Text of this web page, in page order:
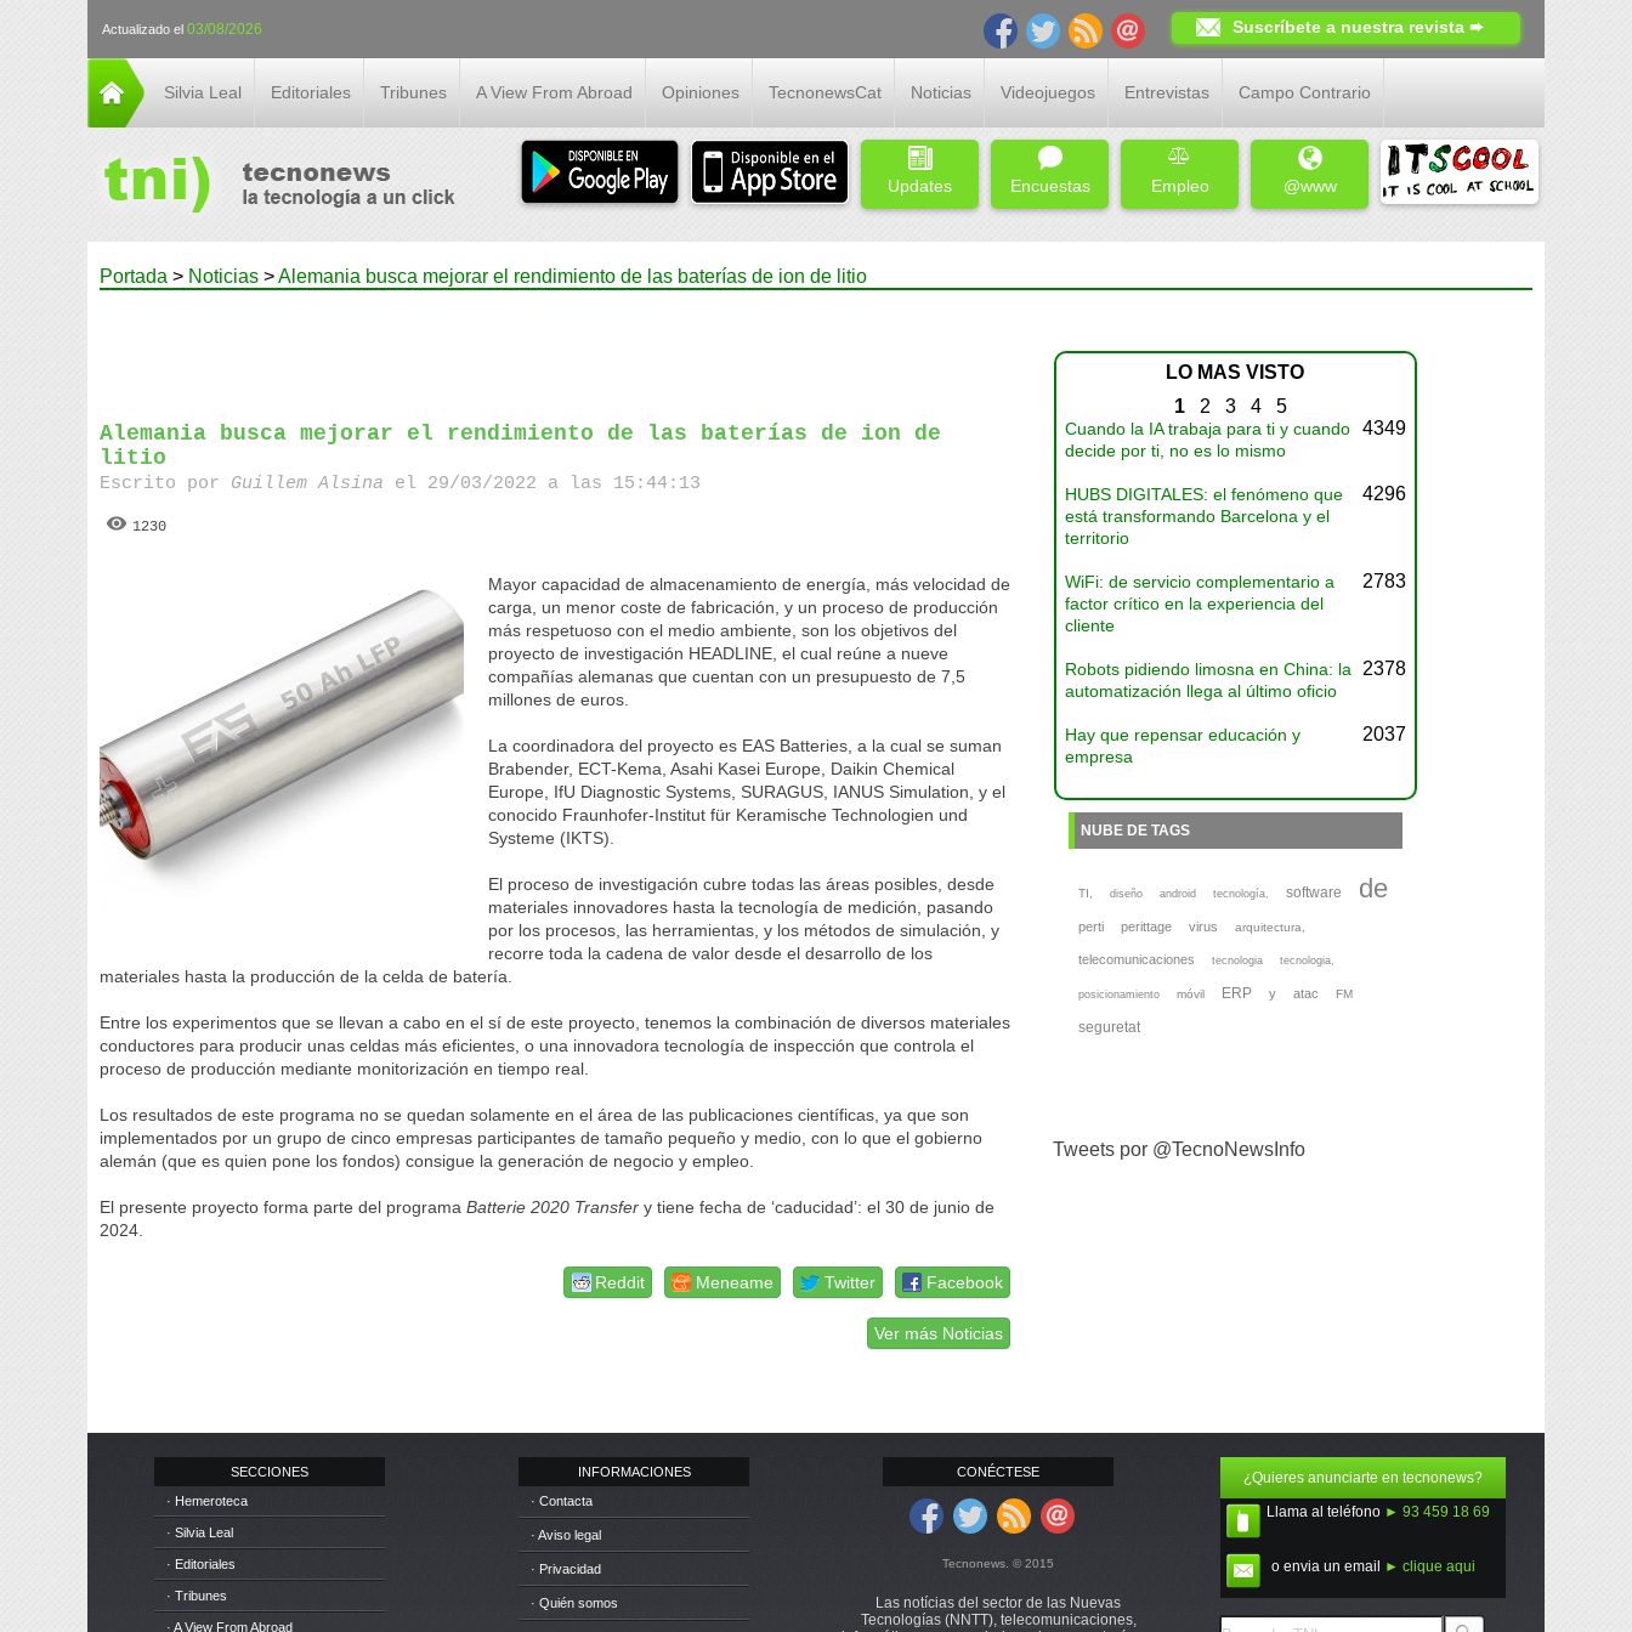
Actualizado el 03/08/2026 Suscríbete a nuestra revista ➨
Silvia Leal Editoriales Tribunes A View From Abroad Opiniones TecnonewsCat Noticias Videojuegos Entrevistas Campo Contrario
Updates Encuestas Empleo @www
Portada > Noticias >Alemania busca mejorar el rendimiento de las baterías de ion de litio
Alemania busca mejorar el rendimiento de las baterías de ion de
litio
Escrito por Guillem Alsina el 29/03/2022 a las 15:44:13
1230
Mayor capacidad de almacenamiento de energía, más velocidad de
carga, un menor coste de fabricación, y un proceso de producción
más respetuoso con el medio ambiente, son los objetivos del
proyecto de investigación HEADLINE, el cual reúne a nueve
compañías alemanas que cuentan con un presupuesto de 7,5
millones de euros.
La coordinadora del proyecto es EAS Batteries, a la cual se suman
Brabender, ECT-Kema, Asahi Kasei Europe, Daikin Chemical
Europe, IfU Diagnostic Systems, SURAGUS, IANUS Simulation, y el
conocido Fraunhofer-Institut für Keramische Technologien und
Systeme (IKTS).
El proceso de investigación cubre todas las áreas posibles, desde
materiales innovadores hasta la tecnología de medición, pasando
por los procesos, las herramientas, y los métodos de simulación, y
recorre toda la cadena de valor desde el desarrollo de los
materiales hasta la producción de la celda de batería.
Entre los experimentos que se llevan a cabo en el sí de este proyecto, tenemos la combinación de diversos materiales
conductores para producir unas celdas más eficientes, o una innovadora tecnología de inspección que controla el
proceso de producción mediante monitorización en tiempo real.
Los resultados de este programa no se quedan solamente en el área de las publicaciones científicas, ya que son
implementados por un grupo de cinco empresas participantes de tamaño pequeño y medio, con lo que el gobierno
alemán (que es quien pone los fondos) consigue la generación de negocio y empleo.
El presente proyecto forma parte del programaBatterie 2020 Transfer y tiene fecha de ‘caducidad’: el 30 de junio de
2024.
Facebook
Twitter
Meneame
Reddit
Ver más Noticias
LO MAS VISTO
1 2 3 4 5
Cuando la IA trabaja para ti y cuando
decide por ti, no es lo mismo
4349
HUBS DIGITALES: el fenómeno que
está transformando Barcelona y el
territorio
4296
WiFi: de servicio complementario a
factor crítico en la experiencia del
cliente
2783
Robots pidiendo limosna en China: la
automatización llega al último oficio
2378
Hay que repensar educación y
empresa
2037
NUBE DE TAGS
TI, diseño android tecnología, software de
perti perittage virus arquitectura,
telecomunicaciones tecnologia tecnologia,
posicionamiento móvil ERP y atac FM
seguretat
Tweets por @TecnoNewsInfo
SECCIONES
· Hemeroteca
· Silvia Leal
· Editoriales
· Tribunes
· A View From Abroad
INFORMACIONES
· Contacta
· Aviso legal
· Privacidad
· Quién somos
CONÉCTESE
Tecnonews. © 2015
Las notícias del sector de las Nuevas
Tecnologías (NNTT), telecomunicaciones,
¿Quieres anunciarte en tecnonews?
Llama al teléfono ► 93 459 18 69
o envia un email ► clique aqui